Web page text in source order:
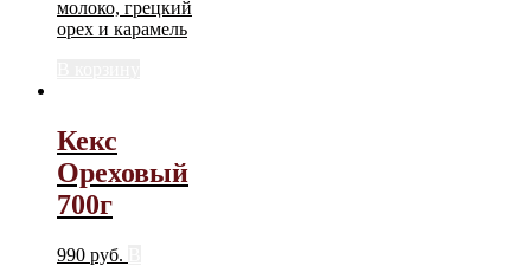
молоко, грецкий
орех и карамель
Кекс
Ореховый
700г
990 руб.